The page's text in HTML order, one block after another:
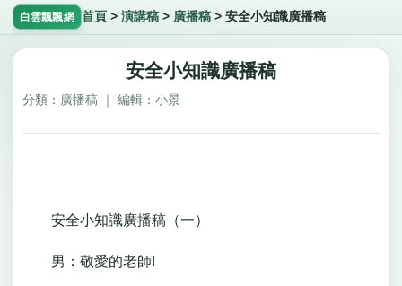
白雲飄飄網 首頁 > 演講稿> 廣播稿> 安全小知識廣播稿
安全小知識廣播稿
分類：廣播稿 ｜ 編輯：小景
安全小知識廣播稿（一）
男：敬愛的老師!